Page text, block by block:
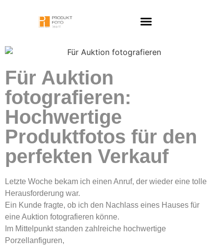
Für Auktion
fotografieren:
Hochwertige
Produktfotos für den
perfekten Verkauf
Letzte Woche bekam ich einen Anruf, der wieder eine tolle
Herausforderung war.
Ein Kunde fragte, ob ich den Nachlass eines Hauses für
eine Auktion fotografieren könne.
Im Mittelpunkt standen zahlreiche hochwertige
Porzellanfiguren,